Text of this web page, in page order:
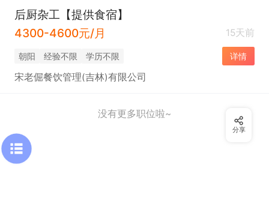
后厨杂工【提供食宿】
4300-4600元/月
15天前
朝阳 经验不限 学历不限 详情
宋老倔餐饮管理(吉林)有限公司
没有更多职位啦~
分享